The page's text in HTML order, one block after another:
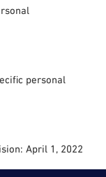
personal
April 1, 2022